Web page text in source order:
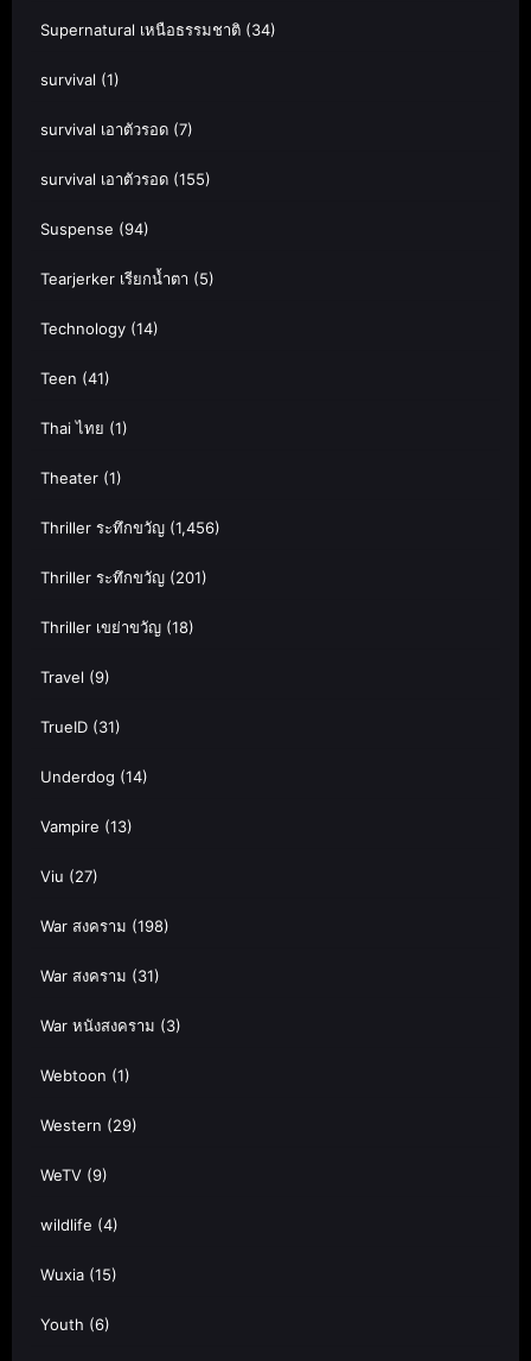
Supernatural เหนือธรรมชาติ (34)
survival (1)
survival เอาตัวรอด (7)
survival เอาตัวรอด (155)
Suspense (94)
Tearjerker เรียกน้ำตา (5)
Technology (14)
Teen (41)
Thai ไทย (1)
Theater (1)
Thriller ระทึกขวัญ (1,456)
Thriller ระทึกขวัญ (201)
Thriller เขย่าขวัญ (18)
Travel (9)
TrueID (31)
Underdog (14)
Vampire (13)
Viu (27)
War สงคราม (198)
War สงคราม (31)
War หนังสงคราม (3)
Webtoon (1)
Western (29)
WeTV (9)
wildlife (4)
Wuxia (15)
Youth (6)